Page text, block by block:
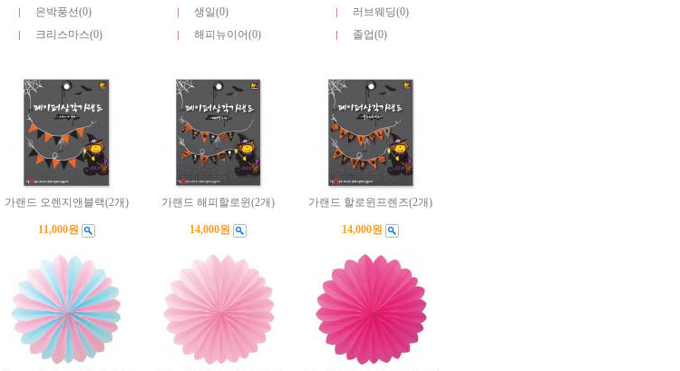
은박풍선(0) 생일(0)
러브웨딩(0)
크리스마스(0) 해피뉴이어(0)
졸업(0)
가랜드 오렌지앤블랙(2개)
11,000원
가랜드 해피할로윈(2개)
14,000원
가랜드 할로윈프렌즈(2개)
14,000원